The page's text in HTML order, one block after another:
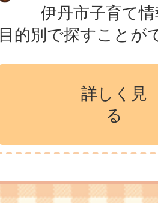
伊丹市子育て
目的別で探すことが
詳しく見
る